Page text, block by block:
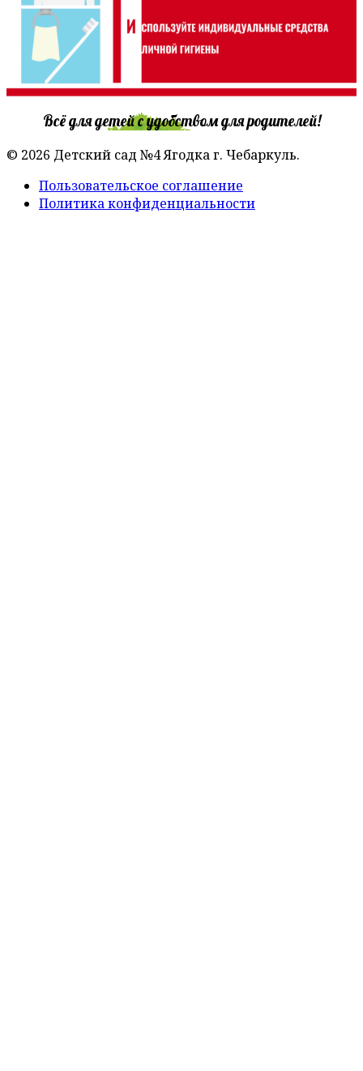
Всё для детей с удобством для родителей!
© 2026 Детский сад №4 Ягодка г. Чебаркуль.
Пользовательское соглашение
Политика конфиденциальности